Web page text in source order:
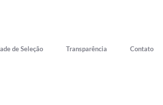
de Seleção Transparência Contato